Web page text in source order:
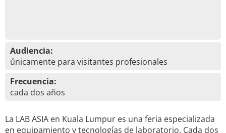
Audiencia:
únicamente para visitantes profesionales
Frecuencia:
cada dos años
La LAB ASIA en Kuala Lumpur es una feria especializada
en equipamiento y tecnologías de laboratorio. Cada dos